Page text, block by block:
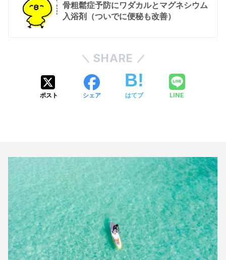
骨粗鬆症予防にワダカルとマグネシウム
入浴剤（ついでに便秘も改善）
SHARE
ポスト シェア はてブ LINE